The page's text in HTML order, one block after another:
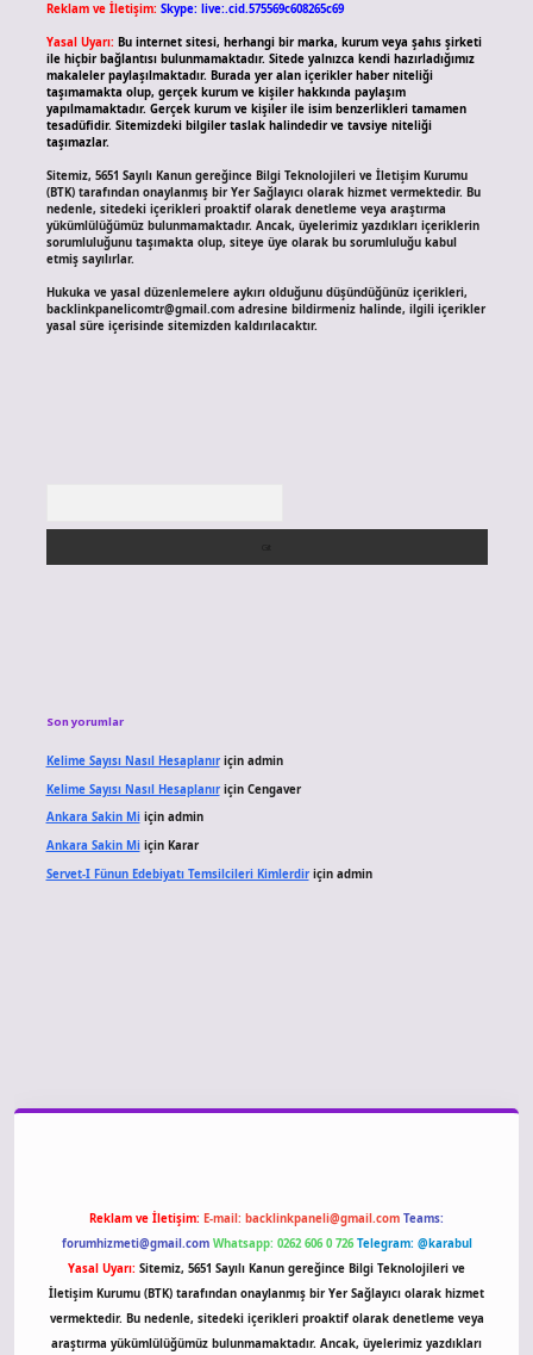
Reklam ve İletişim: Skype: live:.cid.575569c608265c69
Yasal Uyarı: Bu internet sitesi, herhangi bir marka, kurum veya şahıs şirketi
ile hiçbir bağlantısı bulunmamaktadır. Sitede yalnızca kendi hazırladığımız
makaleler paylaşılmaktadır. Burada yer alan içerikler haber niteliği
taşımamakta olup, gerçek kurum ve kişiler hakkında paylaşım
yapılmamaktadır. Gerçek kurum ve kişiler ile isim benzerlikleri tamamen
tesadüfidir. Sitemizdeki bilgiler taslak halindedir ve tavsiye niteliği
taşımazlar.
Sitemiz, 5651 Sayılı Kanun gereğince Bilgi Teknolojileri ve İletişim Kurumu
(BTK) tarafından onaylanmış bir Yer Sağlayıcı olarak hizmet vermektedir. Bu
nedenle, sitedeki içerikleri proaktif olarak denetleme veya araştırma
yükümlülüğümüz bulunmamaktadır. Ancak, üyelerimiz yazdıkları içeriklerin
sorumluluğunu taşımakta olup, siteye üye olarak bu sorumluluğu kabul
etmiş sayılırlar.
Hukuka ve yasal düzenlemelere aykırı olduğunu düşündüğünüz içerikleri,
backlinkpanelicomtr@gmail.comadresine bildirmeniz halinde, ilgili içerikler
yasal süre içerisinde sitemizden kaldırılacaktır.
Son yorumlar
Kelime Sayısı Nasıl Hesaplanıriçin admin
Kelime Sayısı Nasıl Hesaplanıriçin Cengaver
Ankara Sakin Miiçin admin
Ankara Sakin Miiçin Karar
Servet-I Fünun Edebiyatı Temsilcileri Kimlerdiriçin admin
Reklam ve İletişim: E-mail: backlinkpaneli@gmail.com Teams:
forumhizmeti@gmail.com Whatsapp: 0262 606 0 726 Telegram: @karabul
Yasal Uyarı: Sitemiz, 5651 Sayılı Kanun gereğince Bilgi Teknolojileri ve
İletişim Kurumu (BTK) tarafından onaylanmış bir Yer Sağlayıcı olarak hizmet
vermektedir. Bu nedenle, sitedeki içerikleri proaktif olarak denetleme veya
araştırma yükümlülüğümüz bulunmamaktadır. Ancak, üyelerimiz yazdıkları